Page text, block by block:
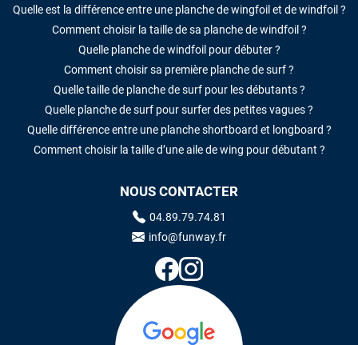
Quelle est la différence entre une planche de wingfoil et de windfoil ?
Comment choisir la taille de sa planche de windfoil ?
Quelle planche de windfoil pour débuter ?
Comment choisir sa première planche de surf ?
Quelle taille de planche de surf pour les débutants ?
Quelle planche de surf pour surfer des petites vagues ?
Quelle différence entre une planche shortboard et longboard ?
Comment choisir la taille d’une aile de wing pour débutant ?
NOUS CONTACTER
04.89.79.74.81
info@funway.fr